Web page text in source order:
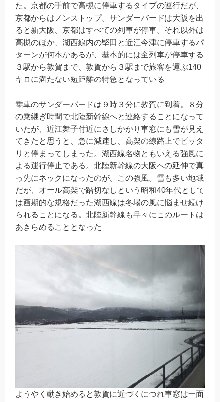
た。京都の手前で高槻に停車するタイプの運行だが、
京都からはノンストップ。サンダーバードは大阪を出
ると新大阪、京都はすべての列車が停車。それ以外は
高槻のほか、湖西線内の堅田と近江今津に停車するパ
ターンが何本かあるが、基本的には全列車が停車する
３駅から敦賀まで、敦賀から３駅まで旅客を運ぶ140
キロに満たない短距離の特急となっている
乗車のサンダーバードは９時３分に敦賀に到着。８分
の乗継ぎ時間で北陸新幹線へと連絡することになって
いたが、近江舞子付近にさしかかり車窓にも雪が見え
てきたと思うと、急に減速し、高架の線路上でピッタ
リと停まってしまった。湖西線名物ともいえる強風に
よる運行停止である。北陸新幹線の大阪への延伸で真
っ先にネックになったのが、この強風。雪も多い地域
だが、オール高架で踏切なしという昭和40年代として
は画期的な規格だった湖西線は冬場の風に悩ませ続け
られることになる。北陸新幹線も早々にこのルートは
あきらめることとなった
ようやく動き始めると敦賀に近づくにつれ車窓は一面